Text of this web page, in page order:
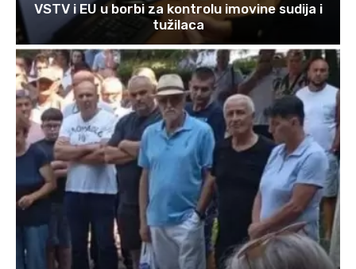
VSTV i EU u borbi za kontrolu imovine sudija i
tužilaca